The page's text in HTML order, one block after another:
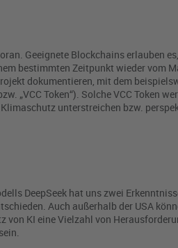
Geeignete Blockchains erlauben
bestimmten Zeitpunkt wieder vom
dokumentieren, mit dem
„VCC Token“). Solche VCC Token
unterstreichen bzw.
DeepSeek hat uns zwei
Auch außerhalb der USA
von KI eine Vielzahl von